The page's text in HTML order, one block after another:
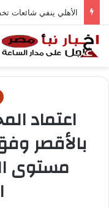
الأهلي ينفي شائعات
اعتماد
مستوى